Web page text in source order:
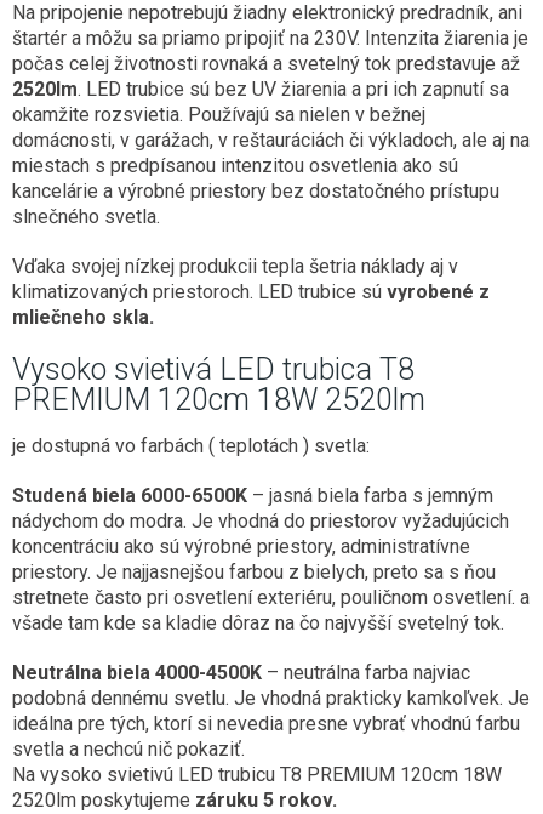
Na pripojenie nepotrebujú žiadny elektronický predradník, ani
štartér a môžu sa priamo pripojiť na 230V. Intenzita žiarenia je
počas celej životnosti rovnaká a svetelný tok predstavuje až
2520lm. LED trubice sú bez UV žiarenia a pri ich zapnutí sa
okamžite rozsvietia. Používajú sa nielen v bežnej
domácnosti, v garážach, v reštauráciách či výkladoch, ale aj na
miestach s predpísanou intenzitou osvetlenia ako sú
kancelárie a výrobné priestory bez dostatočného prístupu
slnečného svetla.
Vďaka svojej nízkej produkcii tepla šetria náklady aj v
klimatizovaných priestoroch. LED trubice sú vyrobené z
mliečneho skla.
Vysoko svietivá LED trubica T8
PREMIUM 120cm 18W 2520lm
je dostupná vo farbách ( teplotách ) svetla:
Studená biela 6000-6500K – jasná biela farba s jemným
nádychom do modra. Je vhodná do priestorov vyžadujúcich
koncentráciu ako sú výrobné priestory, administratívne
priestory. Je najjasnejšou farbou z bielych, preto sa s ňou
stretnete často pri osvetlení exteriéru, pouličnom osvetlení. a
všade tam kde sa kladie dôraz na čo najvyšší svetelný tok.
Neutrálna biela 4000-4500K – neutrálna farba najviac
podobná dennému svetlu. Je vhodná prakticky kamkoľvek. Je
ideálna pre tých, ktorí si nevedia presne vybrať vhodnú farbu
svetla a nechcú nič pokaziť.
Na vysoko svietivú LED trubicu T8 PREMIUM 120cm 18W
2520lm poskytujeme záruku 5 rokov.